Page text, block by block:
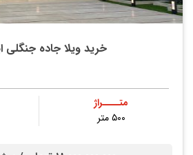
خرید ویلا جاده جنگلی
متــــراژ
۵۰۰ متر